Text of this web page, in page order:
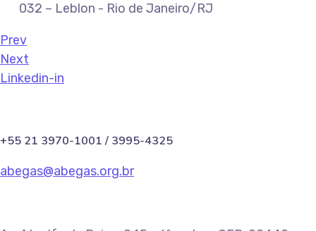
032 – Leblon - Rio de Janeiro/RJ
Prev
Next
Linkedin-in
+55 21 3970-1001 / 3995-4325
abegas@abegas.org.br